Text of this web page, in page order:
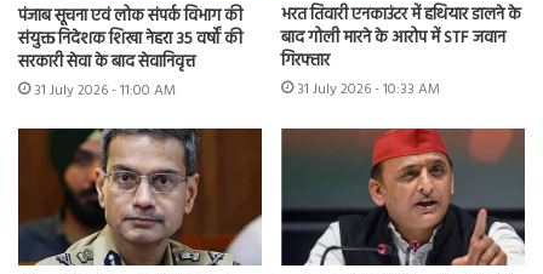
पंजाब सूचना एवं लोक संपर्क विभाग की
संयुक्त निदेशक शिखा नेहरा 35 वर्षों की
सरकारी सेवा के बाद सेवानिवृत्त
31 July 2026 - 11:00 AM
भरत तिवारी एनकाउंटर में हथियार डालने के
बाद गोली मारने के आरोप में STF जवान
गिरफ्तार
31 July 2026 - 10:33 AM